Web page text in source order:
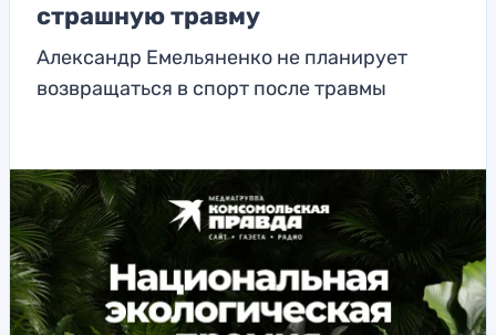
страшную травму
Александр Емельяненко не планирует
возвращаться в спорт после травмы